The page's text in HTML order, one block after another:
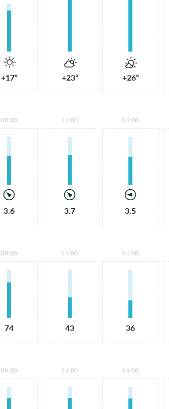
+17° +23° +26°
08:00
3.6
11:00
3.7
14:00
3.5
08:00
74
11:00
43
14:00
36
08:00 11:00 14:00